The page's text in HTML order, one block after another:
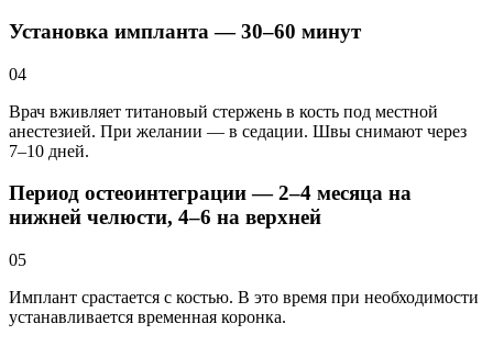
Установка импланта — 30–60 минут
04
Врач вживляет титановый стержень в кость под местной
анестезией. При желании — в седации. Швы снимают через
7–10 дней.
Период остеоинтеграции — 2–4 месяца на
нижней челюсти, 4–6 на верхней
05
Имплант срастается с костью. В это время при необходимости
устанавливается временная коронка.